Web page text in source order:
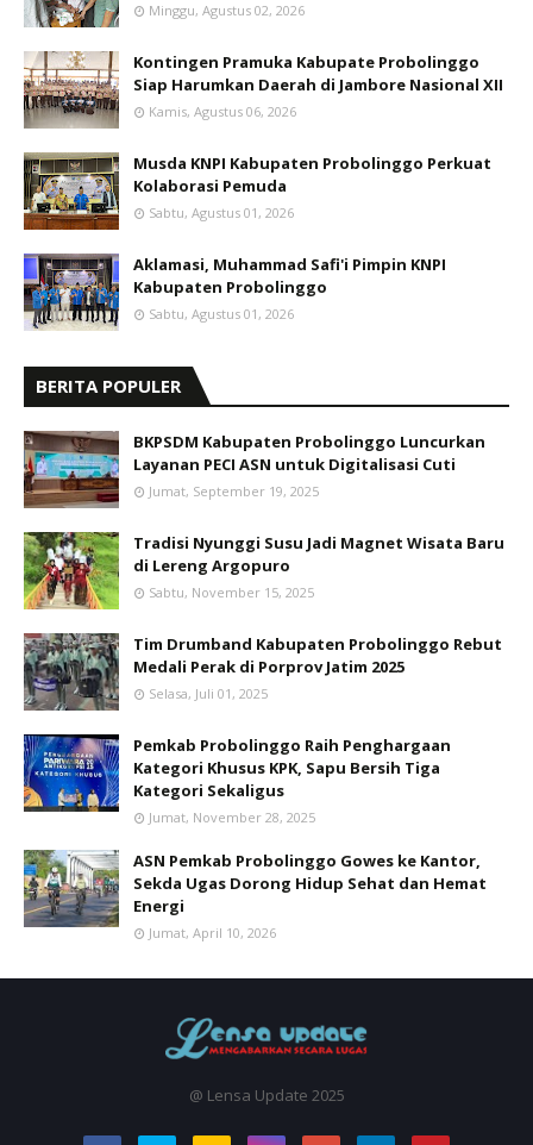
Minggu, Agustus 02, 2026
Kontingen Pramuka Kabupate Probolinggo
Siap Harumkan Daerah di Jambore Nasional XII
Kamis, Agustus 06, 2026
Musda KNPI Kabupaten Probolinggo Perkuat
Kolaborasi Pemuda
Sabtu, Agustus 01, 2026
Aklamasi, Muhammad Safi'i Pimpin KNPI
Kabupaten Probolinggo
Sabtu, Agustus 01, 2026
BERITA POPULER
BKPSDM Kabupaten Probolinggo Luncurkan
Layanan PECI ASN untuk Digitalisasi Cuti
Jumat, September 19, 2025
Tradisi Nyunggi Susu Jadi Magnet Wisata Baru
di Lereng Argopuro
Sabtu, November 15, 2025
Tim Drumband Kabupaten Probolinggo Rebut
Medali Perak di Porprov Jatim 2025
Selasa, Juli 01, 2025
Pemkab Probolinggo Raih Penghargaan
Kategori Khusus KPK, Sapu Bersih Tiga
Kategori Sekaligus
Jumat, November 28, 2025
ASN Pemkab Probolinggo Gowes ke Kantor,
Sekda Ugas Dorong Hidup Sehat dan Hemat
Energi
Jumat, April 10, 2026
@ Lensa Update 2025